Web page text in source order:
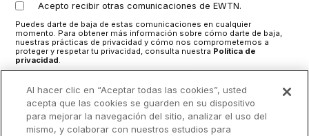
Acepto recibir otras comunicaciones de EWTN.
Puedes darte de baja de estas comunicaciones en cualquier
momento. Para obtener más información sobre cómo darte de baja,
nuestras prácticas de privacidad y cómo nos comprometemos a
proteger y respetar tu privacidad, consulta nuestra Política de
privacidad.
Al hacer clic en “Aceptar todas las cookies”, usted
acepta que las cookies se guarden en su dispositivo
para mejorar la navegación del sitio, analizar el uso del
mismo, y colaborar con nuestros estudios para